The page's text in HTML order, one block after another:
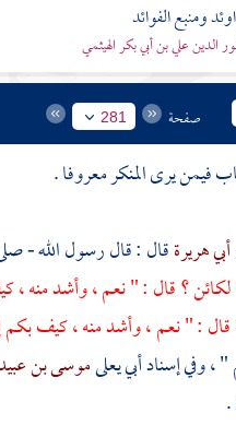
ومنبع الفوائد
الدين علي بن أبي بكر الهيثمي
صفحة 281
أبي هريرةقال : قال رسول الله -
لكائن ؟ قال : " نعم ، وأشد منه ،
: " نعم ، وأشد منه ، كيف بكم
، وفي إسنادأبي يعلىموسى بن
.